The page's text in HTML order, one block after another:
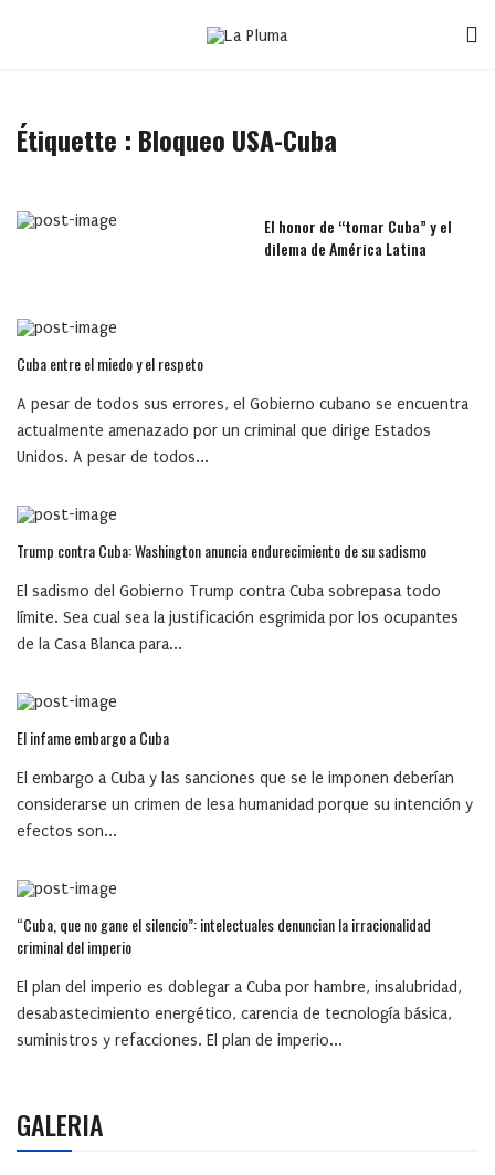
Étiquette : Bloqueo USA-Cuba
El honor de “tomar Cuba” y el
dilema de América Latina
Cuba entre el miedo y el respeto
A pesar de todos sus errores, el Gobierno cubano se encuentra
actualmente amenazado por un criminal que dirige Estados
Unidos. A pesar de todos...
Trump contra Cuba: Washington anuncia endurecimiento de su sadismo
El sadismo del Gobierno Trump contra Cuba sobrepasa todo
límite. Sea cual sea la justificación esgrimida por los ocupantes
de la Casa Blanca para...
El infame embargo a Cuba
El embargo a Cuba y las sanciones que se le imponen deberían
considerarse un crimen de lesa humanidad porque su intención y
efectos son...
“Cuba, que no gane el silencio”: intelectuales denuncian la irracionalidad
criminal del imperio
El plan del imperio es doblegar a Cuba por hambre, insalubridad,
desabastecimiento energético, carencia de tecnología básica,
suministros y refacciones. El plan de imperio...
GALERIA